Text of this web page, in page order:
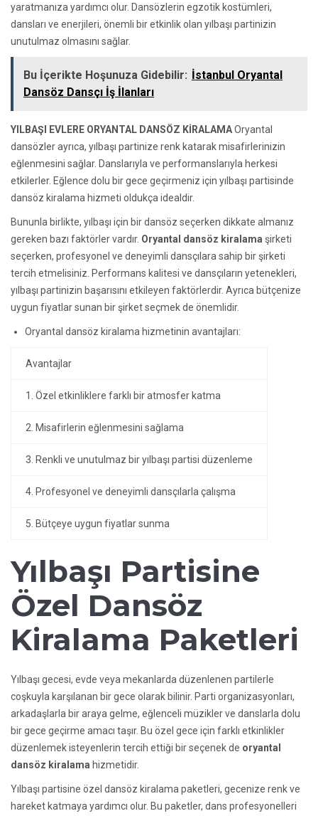
yaratmanıza yardımcı olur. Dansözlerin egzotik kostümleri,
dansları ve enerjileri, önemli bir etkinlik olan yılbaşı partinizin
unutulmaz olmasını sağlar.
Bu İçerikte Hoşunuza Gidebilir: İstanbul Oryantal
Dansöz Dansçı İş İlanları
YILBAŞI EVLERE ORYANTAL DANSÖZ KİRALAMAOryantal
dansözler ayrıca, yılbaşı partinize renk katarak misafirlerinizin
eğlenmesini sağlar. Danslarıyla ve performanslarıyla herkesi
etkilerler. Eğlence dolu bir gece geçirmeniz için yılbaşı partisinde
dansöz kiralama hizmeti oldukça idealdir.
Bununla birlikte, yılbaşı için bir dansöz seçerken dikkate almanız
gereken bazı faktörler vardır. Oryantal dansöz kiralama şirketi
seçerken, profesyonel ve deneyimli dansçılara sahip bir şirketi
tercih etmelisiniz. Performans kalitesi ve dansçıların yetenekleri,
yılbaşı partinizin başarısını etkileyen faktörlerdir. Ayrıca bütçenize
uygun fiyatlar sunan bir şirket seçmek de önemlidir.
Oryantal dansöz kiralama hizmetinin avantajları:
Avantajlar
1. Özel etkinliklere farklı bir atmosfer katma
2. Misafirlerin eğlenmesini sağlama
3. Renkli ve unutulmaz bir yılbaşı partisi düzenleme
4. Profesyonel ve deneyimli dansçılarla çalışma
5. Bütçeye uygun fiyatlar sunma
Yılbaşı Partisine
Özel Dansöz
Kiralama Paketleri
Yılbaşı gecesi, evde veya mekanlarda düzenlenen partilerle
coşkuyla karşılanan bir gece olarak bilinir. Parti organizasyonları,
arkadaşlarla bir araya gelme, eğlenceli müzikler ve danslarla dolu
bir gece geçirme amacı taşır. Bu özel gece için farklı etkinlikler
düzenlemek isteyenlerin tercih ettiği bir seçenek de oryantal
dansöz kiralama hizmetidir.
Yılbaşı partisine özel dansöz kiralama paketleri, gecenize renk ve
hareket katmaya yardımcı olur. Bu paketler, dans profesyonelleri